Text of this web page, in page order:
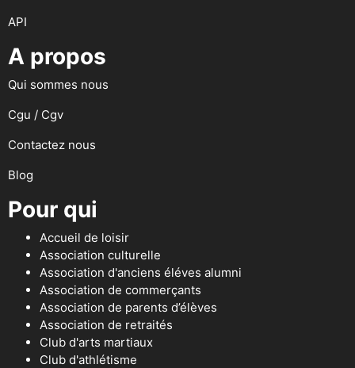
API
A propos
Qui sommes nous
Cgu / Cgv
Contactez nous
Blog
Pour qui
Accueil de loisir
Association culturelle
Association d'anciens éléves alumni
Association de commerçants
Association de parents d’élèves
Association de retraités
Club d'arts martiaux
Club d'athlétisme